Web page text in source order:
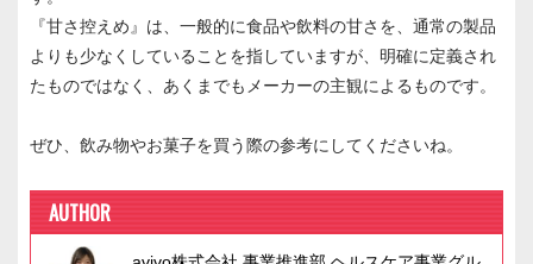
『甘さ控えめ』は、一般的に食品や飲料の甘さを、通常の製品
よりも少なくしていることを指していますが、明確に定義され
たものではなく、あくまでもメーカーの主観によるものです。
ぜひ、飲み物やお菓子を買う際の参考にしてくださいね。
AUTHOR